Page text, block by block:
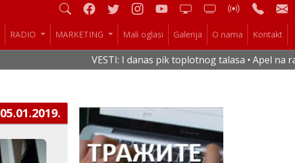
RADIO MARKETING Mali oglasi Galerija O nama Kontakt
VESTI: I danas pik toplotnog talasa • Apel na
05.01.2019.